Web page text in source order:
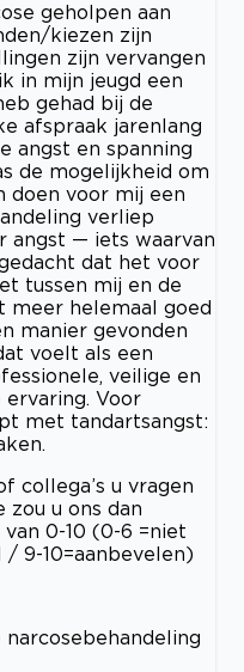
geholpen aan
kiezen zijn
zijn vervangen
in mijn jeugd een
gehad bij de
afspraak jarenlang
angst en spanning
de mogelijkheid om
doen voor mij een
verliep
angst — iets waarvan
dat het voor
tussen mij en de
meer helemaal goed
manier gevonden
voelt als een
veilige en
Voor
met tandartsangst:
collega’s u vragen
zou u ons dan
0-10 (0-6 =niet
9-10=aanbevelen)